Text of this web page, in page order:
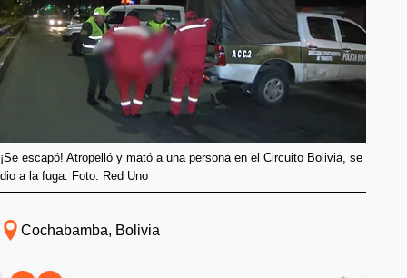
¡Se escapó! Atropelló y mató a una persona en el Circuito Bolivia, se
dio a la fuga. Foto: Red Uno
Cochabamba, Bolivia